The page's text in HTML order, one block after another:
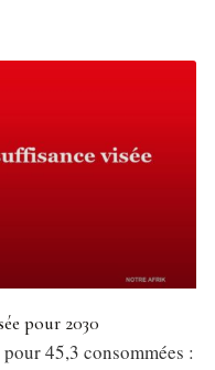
pour 2030
45,3 consommées :